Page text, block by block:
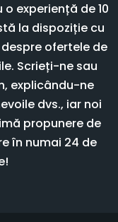
experiență de 10
la dispoziție cu
ofertele de
Scrieți-ne sau
explicându-ne
dvs., iar noi
propunere de
în numai 24 de